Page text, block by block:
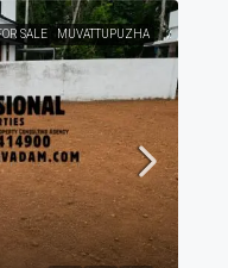
SALE MUVATTUPUZHA